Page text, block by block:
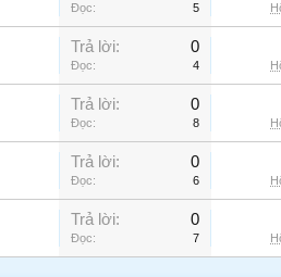
Đọc: 5
Trả lời: 0
Đọc: 4
Trả lời: 0
Đọc: 8
Trả lời: 0
Đọc: 6
Trả lời: 0
Đọc: 7